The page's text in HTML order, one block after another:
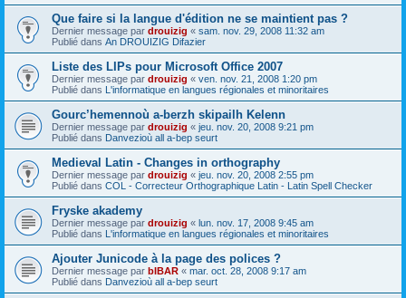
Que faire si la langue d'édition ne se maintient pas ?
Dernier message par drouizig « sam. nov. 29, 2008 11:32 am
Publié dans An DROUIZIG Difazier
Liste des LIPs pour Microsoft Office 2007
Dernier message par drouizig « ven. nov. 21, 2008 1:20 pm
Publié dans L'informatique en langues régionales et minoritaires
Gourc’hemennoù a-berzh skipailh Kelenn
Dernier message par drouizig « jeu. nov. 20, 2008 9:21 pm
Publié dans Danvezioù all a-bep seurt
Medieval Latin - Changes in orthography
Dernier message par drouizig « jeu. nov. 20, 2008 2:55 pm
Publié dans COL - Correcteur Orthographique Latin - Latin Spell Checker
Fryske akademy
Dernier message par drouizig « lun. nov. 17, 2008 9:45 am
Publié dans L'informatique en langues régionales et minoritaires
Ajouter Junicode à la page des polices ?
Dernier message par bIBAR « mar. oct. 28, 2008 9:17 am
Publié dans Danvezioù all a-bep seurt